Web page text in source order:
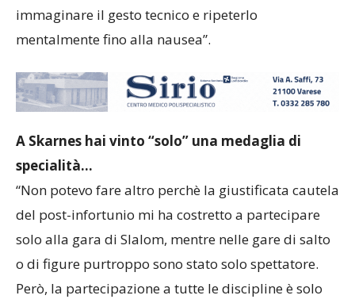
immaginare il gesto tecnico e ripeterlo
mentalmente fino alla nausea”.
A Skarnes hai vinto “solo” una medaglia di
specialità…
“Non potevo fare altro perchè la giustificata cautela
del post-infortunio mi ha costretto a partecipare
solo alla gara di Slalom, mentre nelle gare di salto
o di figure purtroppo sono stato solo spettatore.
Però, la partecipazione a tutte le discipline è solo